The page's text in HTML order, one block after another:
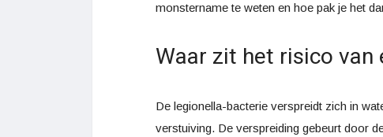
monstername te weten en hoe pak je het
Waar zit het risico
De legionella-bacterie verspreidt zich in
verstuiving. De verspreiding gebeurt door